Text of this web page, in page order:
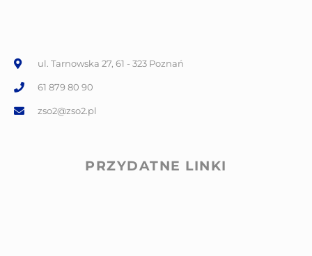
ul. Tarnowska 27, 61 - 323 Poznań
61 879 80 90
zso2@zso2.pl
PRZYDATNE LINKI